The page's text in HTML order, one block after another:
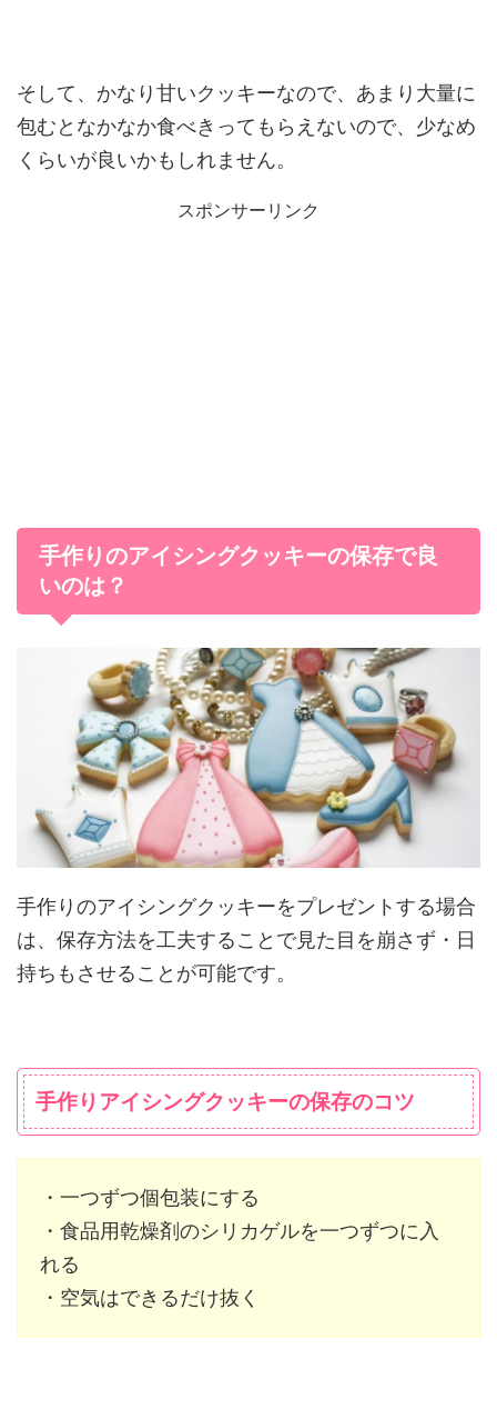
そして、かなり甘いクッキーなので、あまり大量に
包むとなかなか食べきってもらえないので、少なめ
くらいが良いかもしれません。
スポンサーリンク
手作りのアイシングクッキーの保存で良
いのは？
手作りのアイシングクッキーをプレゼントする場合
は、保存方法を工夫することで見た目を崩さず・日
持ちもさせることが可能です。
手作りアイシングクッキーの保存のコツ
・一つずつ個包装にする
・食品用乾燥剤のシリカゲルを一つずつに入
れる
・空気はできるだけ抜く